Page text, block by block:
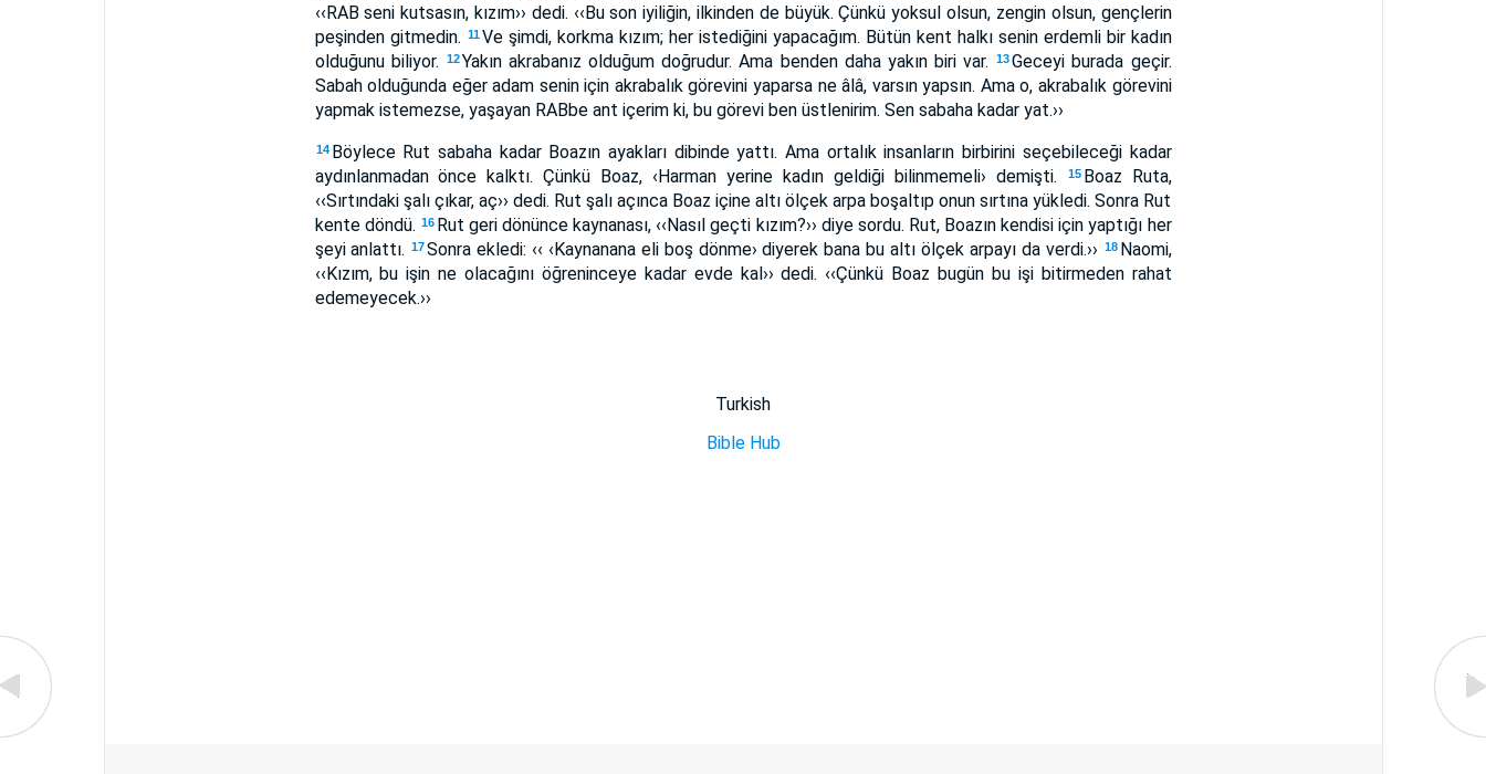
‹‹RAB seni kutsasın, kızım›› dedi. ‹‹Bu son iyiliğin, ilkinden de büyük. Çünkü yoksul olsun, zengin olsun, gençlerin
peşinden gitmedin. 11 Ve şimdi, korkma kızım; her istediğini yapacağım. Bütün kent halkı senin erdemli bir kadın
olduğunu biliyor.
12Yakın akrabanız olduğum doğrudur. Ama benden daha yakın biri var. 13Geceyi burada geçir.
Sabah olduğunda eğer adam senin için akrabalık görevini yaparsa ne âlâ, varsın yapsın. Ama o, akrabalık görevini
yapmak istemezse, yaşayan RABbe ant içerim ki, bu görevi ben üstlenirim. Sen sabaha kadar yat.››
14 Böylece Rut sabaha kadar Boazın ayakları dibinde yattı. Ama ortalık insanların birbirini seçebileceği kadar
aydınlanmadan önce kalktı. Çünkü Boaz, ‹Harman yerine kadın geldiği bilinmemeli› demişti.
15 Boaz Ruta,
‹‹Sırtındaki şalı çıkar, aç›› dedi. Rut şalı açınca Boaz içine altı ölçek arpa boşaltıp onun sırtına yükledi. Sonra Rut
kente döndü. 16 Rut geri dönünce kaynanası, ‹‹Nasıl geçti kızım?›› diye sordu. Rut, Boazın kendisi için yaptığı her
şeyi anlattı.
17Sonra ekledi: ‹‹ ‹Kaynanana eli boş dönme› diyerek bana bu altı ölçek arpayı da verdi.›› 18 Naomi,
‹‹Kızım, bu işin ne olacağını öğreninceye kadar evde kal›› dedi. ‹‹Çünkü Boaz bugün bu işi bitirmeden rahat
edemeyecek.››
Turkish
Bible Hub